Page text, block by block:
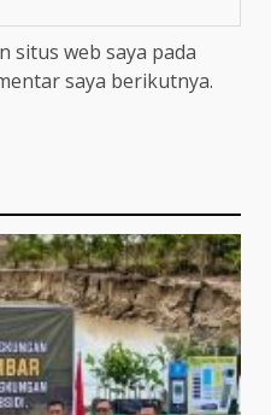
situs web saya pada
saya berikutnya.